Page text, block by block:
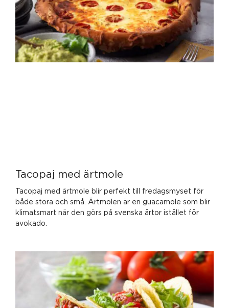
Tacopaj med ärtmole
Tacopaj med ärtmole blir perfekt till fredagsmyset för
både stora och små. Ärtmolen är en guacamole som blir
klimatsmart när den görs på svenska ärtor istället för
avokado.